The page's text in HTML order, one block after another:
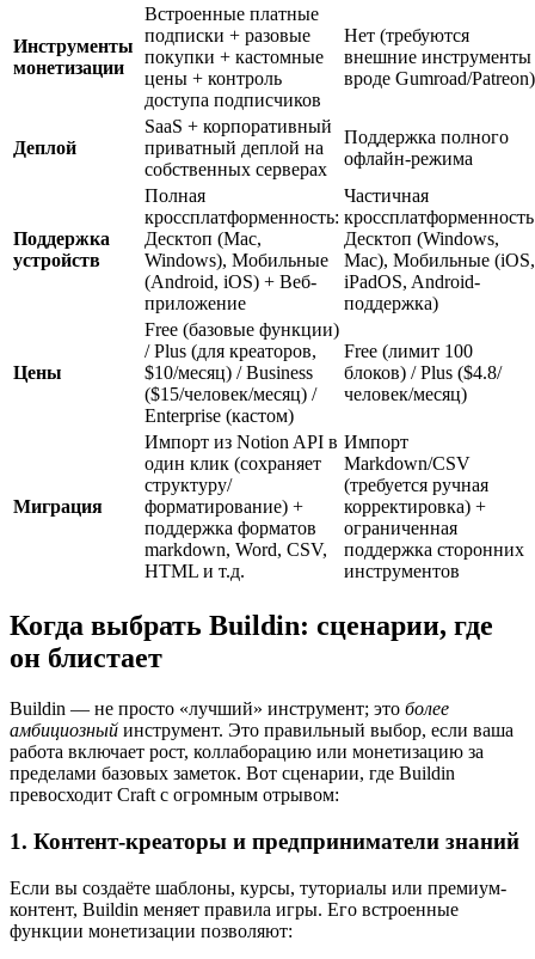
Инструменты
монетизации
Встроенные платные
подписки + разовые
покупки + кастомные
цены + контроль
доступа подписчиков
Нет (требуются
внешние инструменты
вроде Gumroad/Patreon)
Деплой
SaaS + корпоративный
приватный деплой на
собственных серверах
Поддержка полного
офлайн-режима
Поддержка
устройств
Полная
кроссплатформенность:
Десктоп (Mac,
Windows), Мобильные
(Android, iOS) + Веб-
приложение
Частичная
Десктоп (Windows,
Mac), Мобильные (iOS,
iPadOS, Android-
поддержка)
Цены
Free (базовые функции)
/ Plus (для креаторов,
$10/месяц) / Business
($15/человек/месяц) /
Enterprise (кастом)
Free (лимит 100
блоков) / Plus ($4.8/
человек/месяц)
Миграция
Импорт из Notion API в
один клик (сохраняет
структуру/
форматирование) +
поддержка форматов
markdown, Word, CSV,
HTML и т.д.
Импорт
Markdown/CSV
(требуется ручная
корректировка) +
ограниченная
поддержка сторонних
инструментов
Когда выбрать Buildin: сценарии, где
он блистает
Buildin — не просто «лучший» инструмент; это более
амбициозный инструмент. Это правильный выбор, если ваша
работа включает рост, коллаборацию или монетизацию за
пределами базовых заметок. Вот сценарии, где Buildin
превосходит Craft с огромным отрывом:
1. Контент-креаторы и предприниматели знаний
Если вы создаёте шаблоны, курсы, туториалы или премиум-
контент, Buildin меняет правила игры. Его встроенные
функции монетизации позволяют: